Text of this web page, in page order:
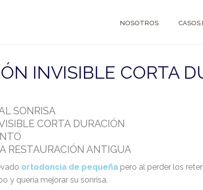
NOSOTROS CASOS
INVISIBLE CORTA
SONRISA
CORTA DURACIÓN
RESTAURACIÓN ANTIGUA
ortodoncia de pequeña pero al perder los
y quería mejorar su sonrisa.